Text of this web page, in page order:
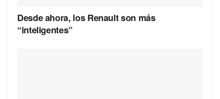
Desde ahora, los Renault son más
“inteligentes”